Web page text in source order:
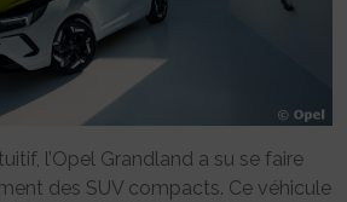
l’Opel Grandland a su se faire
des SUV compacts. Ce véhicule